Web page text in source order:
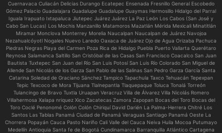
Cuernavaca Culiacán Delicias Durango Ecatepec Ensenada Fresnillo General Escobedo
Gómez Palacio Guadalajara Guadalupe Guadalupe Guaymas Hermosillo Hidalgo del Parral
Iguala Irapuato Ixtapaluca Jiutepec Juárez Juárez La Paz León Los Cabos (San José y
Cabo San Lucas) Los Mochis Manzanillo Matamoros Mazatlán Mérida Mexicali Minatitlán
Miramar Monclova Monterrey Morelia Naucalpan Naucalpan de Juárez Navojoa
Nezahualcóyotl Nogales Nuevo Laredo Oaxaca de Juárez Ojo de Agua Orizaba Pachuca
Piedras Negras Playa del Carmen Poza Rica de Hidalgo Puebla Puerto Vallarta Querétaro
Reynosa Salamanca Saltillo San Cristóbal de las Casas San Francisco Coacalco San Juan
Bautista Tuxtepec San Juan del Río San Luis Potosí San Luis Río Colorado San Miguel de
Allende San Nicolás de los Garza San Pablo de las Salinas San Pedro Garza García Santa
Catarina Soledad de Graciano Sánchez Tampico Tapachula Taxco Tehuacán Tepexpan
Tepic Texcoco de Mora Tijuana Tlalnepantla Tlaquepaque Toluca Tonalá Torreón
Tulancingo de Bravo Tuxtla Uruapan Veracruz Villa de Álvarez Villa Nicolás Romero
Villahermosa Xalapa nriquez Xico Zacatecas Zamora Zapopan Bocas del Toro Bocas del
Toro Coclé Penonomé Colón Colón Chiriquí David Darién La Palma-Herrera Chitré Los
Santos Las Tablas Panamá Ciudad de Panamá Veraguas Santiago Panamá Oeste La
Chorrera Popayán Cauca Pasto Nariño Cali Valle del Cauca Neiva Huila Mocoa Putumayo
Medellín Antioquia Santa fe de Bogotá Cundinamarca Barranquilla Atlántico Cartagena